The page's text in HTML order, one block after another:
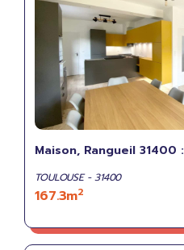
Maison, Rangueil
TOULOUSE - 31400
167.3m2